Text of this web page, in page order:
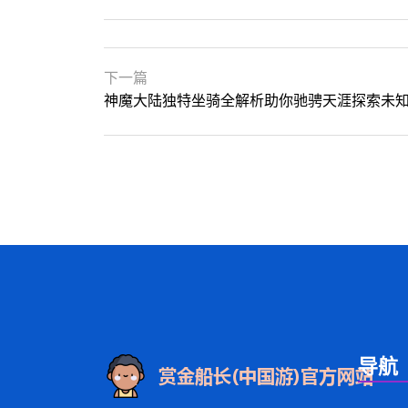
下一篇
神魔大陆独特坐骑全解析助你驰骋天涯探索未
导航